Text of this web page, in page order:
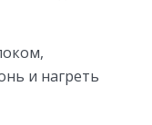
и нагреть